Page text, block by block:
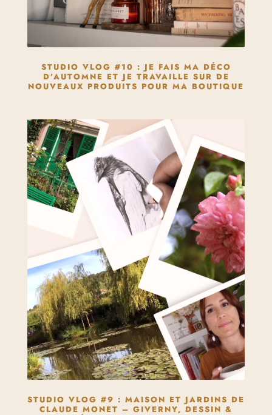
STUDIO VLOG #10 : JE FAIS MA DÉCO
D’AUTOMNE ET JE TRAVAILLE SUR DE
NOUVEAUX PRODUITS POUR MA BOUTIQUE
STUDIO VLOG #9 : MAISON ET JARDINS DE
CLAUDE MONET – GIVERNY, DESSIN &